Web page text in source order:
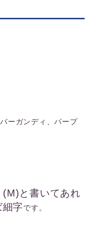
ーガンディ、パープ
(M)と書いてあれ
細字です。